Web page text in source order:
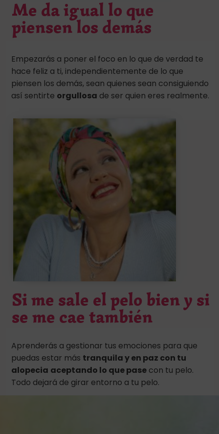
Me da igual lo que
piensen los demás
Empezarás a poner el foco en lo que de verdad te
hace feliz a ti, independientemente de lo que
piensen los demás, sean quienes sean consiguiendo
así sentirte orgullosa de ser quien eres realmente.
Si me sale el pelo bien y si
se me cae también
Aprenderás a gestionar tus emociones para que
puedas estar más tranquila y en paz con tu
alopecia aceptando lo que pase con tu pelo.
Todo dejará de girar entorno a tu pelo.